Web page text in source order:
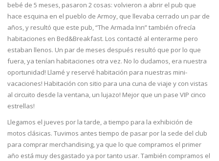
bebé de 5 meses, pasaron 2 cosas: volvieron a abrir el pub que
hace esquina en el pueblo de Armoy, que llevaba cerrado un par de
años, y resultó que este pub, “The Armada Inn” también ofrecía
habitaciones en Bed&Breakfast. Los contacté al enterarme pero
estaban llenos. Un par de meses después resultó que por lo que
fuera, ya tenían habitaciones otra vez. No lo dudamos, era nuestra
oportunidad! Llamé y reservé habitación para nuestras mini-
vacaciones! Habitación con sitio para una cuna de viaje y con vistas
al circuito desde la ventana, un lujazo! Mejor que un pase VIP cinco
estrellas!
Llegamos el jueves por la tarde, a tiempo para la exhibición de
motos clásicas. Tuvimos antes tiempo de pasar por la sede del club
para comprar merchandising, ya que lo que compramos el primer
año está muy desgastado ya por tanto usar. También compramos el